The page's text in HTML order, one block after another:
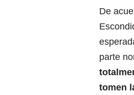
De
parte
tomen